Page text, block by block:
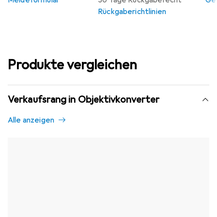
Rückgaberichtlinien
Produkte vergleichen
Verkaufsrang in Objektivkonverter
Alle anzeigen